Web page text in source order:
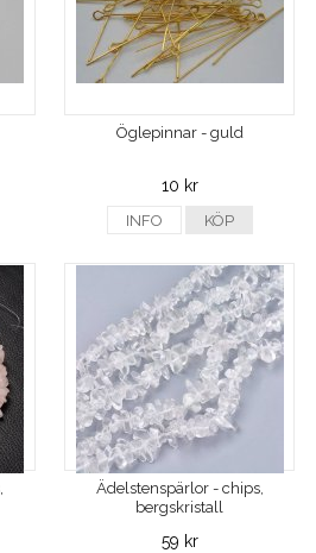
Öglepinnar - guld
10 kr
INFO KÖP
Ädelstenspärlor - chips,
bergskristall
59 kr